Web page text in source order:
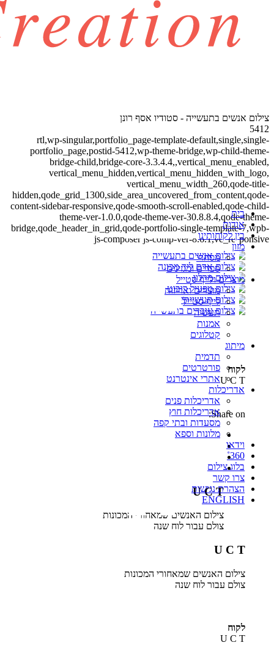
בית
אודות
בין לקוחותינו
מזון
מסחרי
ספרים ומגזינים
מוצרים ולייף סטייל
מוצרים ואריזות
לייף סטייל
תעשיה
אמנות
קטלוגים
מיתוג
תדמית
פורטרטים
אתרי אינטרנט
אדריכלות
אדריכלות פנים
אדריכלות חוץ
מסעדות ובתי קפה
מלונות וספא
וידאו
360˚
בלוג צילום
צרו קשר
הצהרת נגישות
ENGLISH
צילום אנשים בתעשייה - סטודיו אסף רונן
5412
rtl,wp-singular,portfolio_page-template-default,single,single-
portfolio_page,postid-5412,wp-theme-bridge,wp-child-theme-
bridge-child,bridge-core-3.3.4.4,,vertical_menu_enabled,
vertical_menu_hidden,vertical_menu_hidden_with_logo,
vertical_menu_width_260,qode-title-
hidden,qode_grid_1300,side_area_uncovered_from_content,qode-
content-sidebar-responsive,qode-smooth-scroll-enabled,qode-child-
theme-ver-1.0.0,qode-theme-ver-30.8.8.4,qode-theme-
bridge,qode_header_in_grid,qode-portfolio-single-template-7,wpb-
js-composer js-comp-ver-8.6.1,vc_responsive
לקוח
U C T
Share on:
U C T
צילום האנשים שמאחורי המכונות
צולם עבור לוח שנה
U C T
צילום האנשים שמאחורי המכונות
צולם עבור לוח שנה
לקוח
U C T